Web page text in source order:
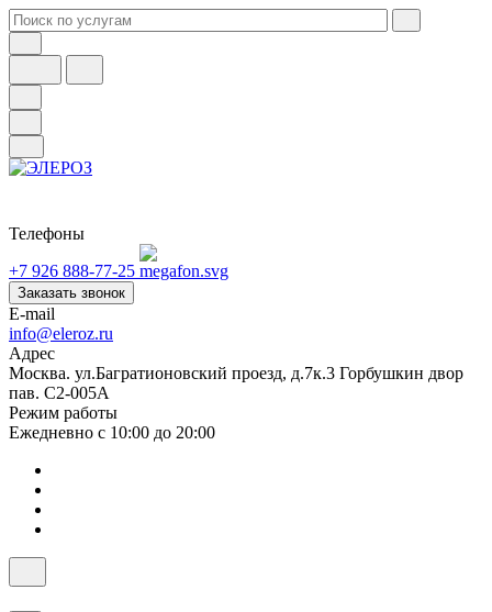
Телефоны
+7 926 888-77-25
Заказать звонок
E-mail
info@eleroz.ru
Адрес
Москва. ул.Багратионовский проезд, д.7к.3 Горбушкин двор
пав. C2-005A
Режим работы
Ежедневно с 10:00 до 20:00